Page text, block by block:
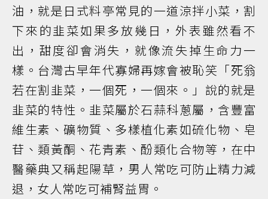
油，就是日式料亭常見的一道涼拌小菜，割
下來的韭菜如果多放幾日，外表雖然看不
出，甜度卻會消失，就像流失掉生命力一
樣。台灣古早年代寡婦再嫁會被恥笑「死翁
若在割韭菜，一個死，一個來。」說的就是
韭菜的特性。韭菜屬於石蒜科蔥屬，含豐富
維生素、礦物質、多樣植化素如硫化物、皂
苷、類黃酮、花青素、酚類化合物等，在中
醫藥典又稱起陽草，男人常吃可防止精力減
退，女人常吃可補腎益胃。